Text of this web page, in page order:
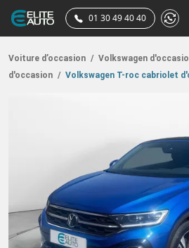
01 30 49 40 40
Voiture d’occasion / Volkswagen
d'occasion / Volkswagen T-roc cabriolet